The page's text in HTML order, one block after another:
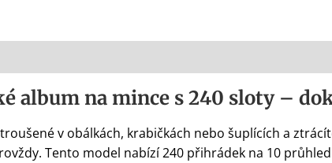
album na mince s 240 sloty –
v obálkách, krabičkách nebo šuplících a
Tento model nabízí 240 přihrádek na 10